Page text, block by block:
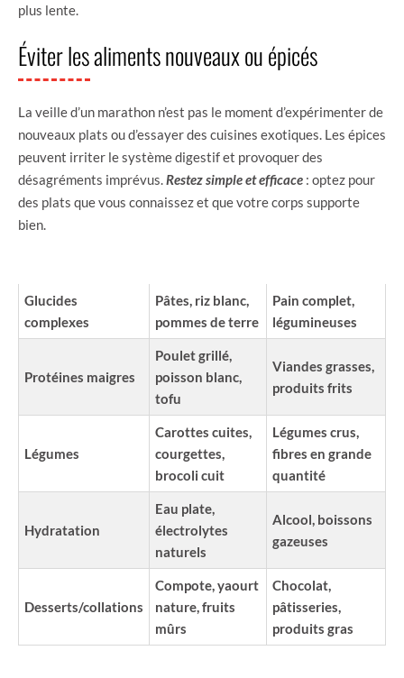
plus lente.
Éviter les aliments nouveaux ou épicés
La veille d’un marathon n’est pas le moment d’expérimenter de
nouveaux plats ou d’essayer des cuisines exotiques. Les épices
peuvent irriter le système digestif et provoquer des
désagréments imprévus. Restez simple et efficace : optez pour
des plats que vous connaissez et que votre corps supporte
bien.
Glucides
complexes
Pâtes, riz blanc,
pommes de terre
Pain complet,
légumineuses
Protéines maigres
Poulet grillé,
poisson blanc,
tofu
Viandes grasses,
produits frits
Légumes
Carottes cuites,
courgettes,
brocoli cuit
Légumes crus,
fibres en grande
quantité
Hydratation
Eau plate,
électrolytes
naturels
Alcool, boissons
gazeuses
Desserts/collations
Compote, yaourt
nature, fruits
mûrs
Chocolat,
pâtisseries,
produits gras